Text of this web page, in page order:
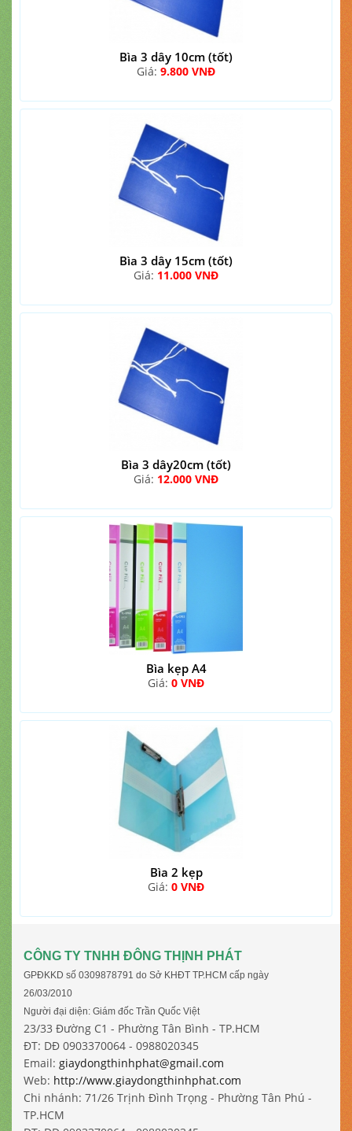
Bìa 3 dây 10cm (tốt)
Giá: 9.800 VNĐ
Bìa 3 dây 15cm (tốt)
Giá: 11.000 VNĐ
Bìa 3 dây20cm (tốt)
Giá: 12.000 VNĐ
Bìa kẹp A4
Giá: 0 VNĐ
Bìa 2 kẹp
Giá: 0 VNĐ
CÔNG TY TNHH ĐÔNG THỊNH PHÁT
GPĐKKD số 0309878791 do Sở KHĐT TP.HCM cấp ngày
26/03/2010
Người đại diện: Giám đốc Trần Quốc Việt
23/33 Đường C1 - Phường Tân Bình - TP.HCM
ĐT: DĐ 0903370064 - 0988020345
Email: giaydongthinhphat@gmail.com
Web: http://www.giaydongthinhphat.com
Chi nhánh: 71/26 Trịnh Đình Trọng - Phường Tân Phú -
TP.HCM